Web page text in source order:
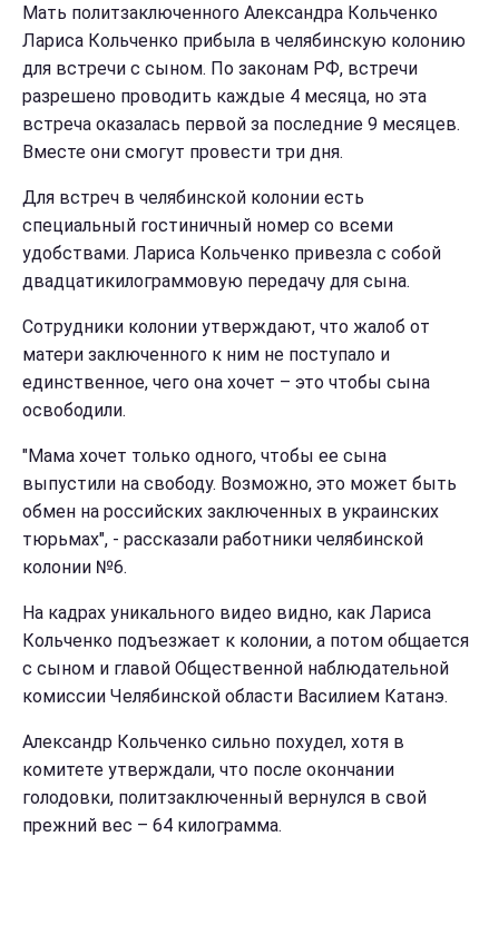
Мать политзаключенного Александра Кольченко
Лариса Кольченко прибыла в челябинскую колонию
для встречи с сыном. По законам РФ, встречи
разрешено проводить каждые 4 месяца, но эта
встреча оказалась первой за последние 9 месяцев.
Вместе они смогут провести три дня.
Для встреч в челябинской колонии есть
специальный гостиничный номер со всеми
удобствами. Лариса Кольченко привезла с собой
двадцатикилограммовую передачу для сына.
Сотрудники колонии утверждают, что жалоб от
матери заключенного к ним не поступало и
единственное, чего она хочет – это чтобы сына
освободили.
"Мама хочет только одного, чтобы ее сына
выпустили на свободу. Возможно, это может быть
обмен на российских заключенных в украинских
тюрьмах", - рассказали работники челябинской
колонии №6.
На кадрах уникального видео видно, как Лариса
Кольченко подъезжает к колонии, а потом общается
с сыном и главой Общественной наблюдательной
комиссии Челябинской области Василием Катанэ.
Александр Кольченко сильно похудел, хотя в
комитете утверждали, что после окончании
голодовки, политзаключенный вернулся в свой
прежний вес – 64 килограмма.